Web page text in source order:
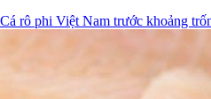
Cá rô phi Việt Nam trước khoảng